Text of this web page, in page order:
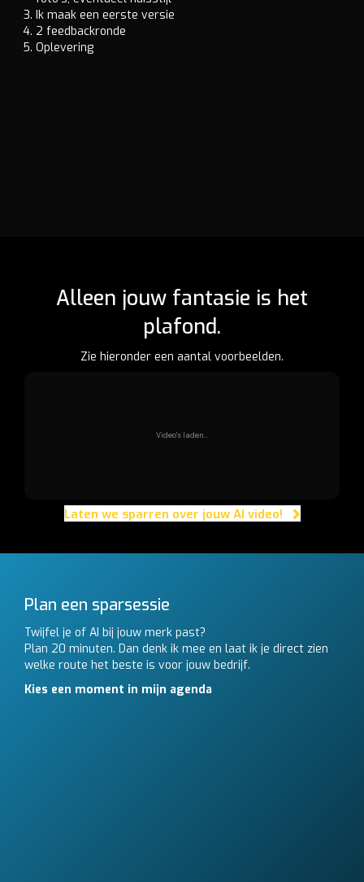
Ik maak een eerste versie
2 feedbackronde
Oplevering
Alleen jouw fantasie is het
plafond.
Zie hieronder een aantal voorbeelden.
Video's laden...
Laten we sparren over jouw AI video!
Plan een sparsessie
Twijfel je of AI bij jouw merk past?
Plan 20 minuten. Dan denk ik mee en laat ik je direct zien
welke route het beste is voor jouw bedrijf.
Kies een moment in mijn agenda